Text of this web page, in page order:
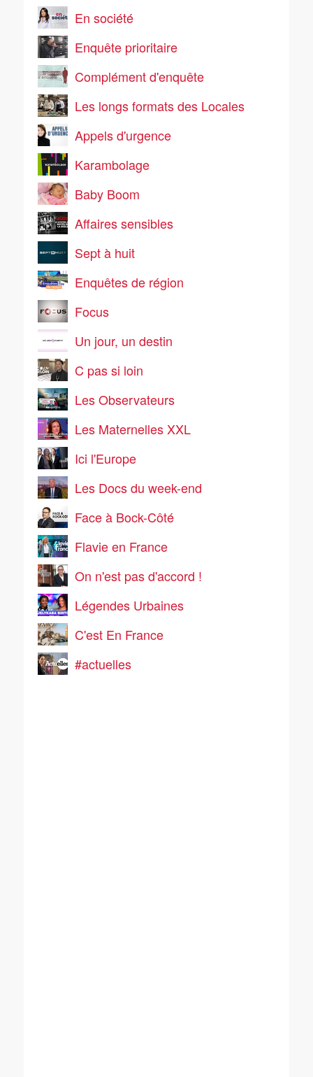
En société
Enquête prioritaire
Complément d'enquête
Les longs formats des Locales
Appels d'urgence
Karambolage
Baby Boom
Affaires sensibles
Sept à huit
Enquêtes de région
Focus
Un jour, un destin
C pas si loin
Les Observateurs
Les Maternelles XXL
Ici l'Europe
Les Docs du week-end
Face à Bock-Côté
Flavie en France
On n'est pas d'accord !
Légendes Urbaines
C'est En France
#actuelles